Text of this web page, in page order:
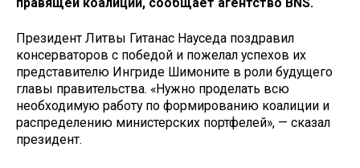
Президент Литвы Гитанас Науседа поздравил
консерваторов с победой и пожелал успехов их
представителю Ингриде Шимоните в роли будущего
главы правительства. «Нужно проделать всю
необходимую работу по формированию коалиции и
распределению министерских портфелей», — сказал
президент.